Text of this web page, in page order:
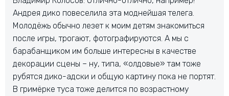
Андрея дико повеселила эта моднейшая телега.
Молодёжь обычно лезет к моим детям знакомиться
после игры, трогают, фотографируются. А мы с
барабанщиком им больше интересны в качестве
декорации сцены – ну, типа, «олдовые» там тоже
рубятся дико-адски и общую картину пока не портят.
В гримёрке туса тоже делится по возрастному